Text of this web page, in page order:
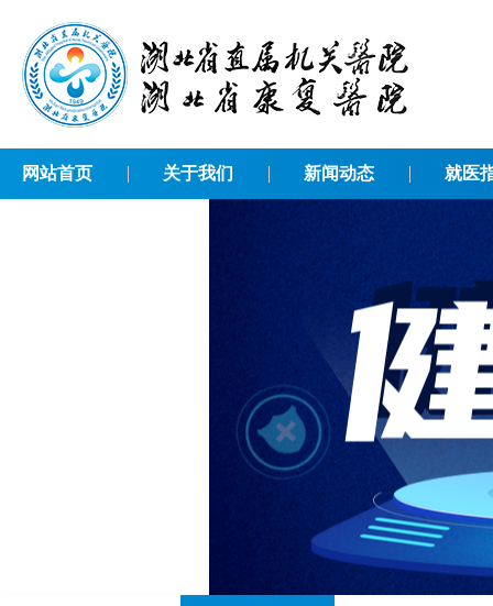
网站首页 关于我们 新闻动态 就医